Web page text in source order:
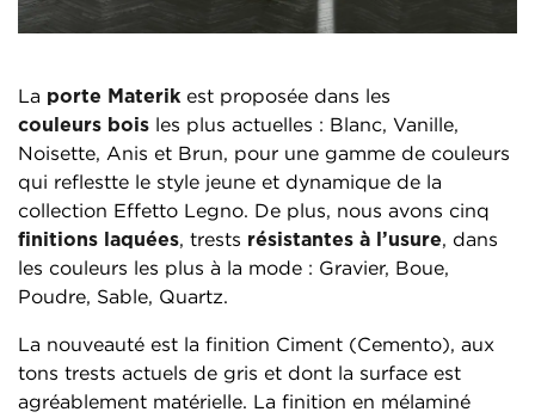
La porte Materik est proposée dans les
couleurs bois les plus actuelles : Blanc, Vanille,
Noisette, Anis et Brun, pour une gamme de couleurs
qui reflestte le style jeune et dynamique de la
collection Effetto Legno. De plus, nous avons cinq
finitions laquées, trests résistantes à l’usure, dans
les couleurs les plus à la mode : Gravier, Boue,
Poudre, Sable, Quartz.
La nouveauté est la finition Ciment (Cemento), aux
tons trests actuels de gris et dont la surface est
agréablement matérielle. La finition en mélaminé